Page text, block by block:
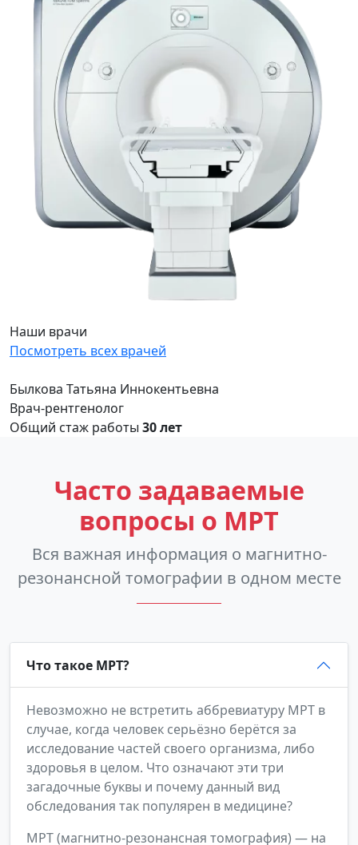
Наши врачи
Посмотреть всех врачей
Былкова Татьяна Иннокентьевна
Врач-рентгенолог
Общий стаж работы 30 лет
Часто задаваемые
вопросы о МРТ
Вся важная информация о магнитно-
резонансной томографии в одном месте
Что такое МРТ?
Невозможно не встретить аббревиатуру МРТ в
случае, когда человек серьёзно берётся за
исследование частей своего организма, либо
здоровья в целом. Что означают эти три
загадочные буквы и почему данный вид
обследования так популярен в медицине?
МРТ (магнитно-резонансная томография) — на